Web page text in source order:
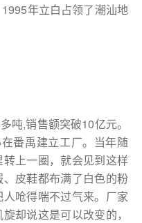
年立白占领了潮汕地
吨,销售额突破10亿元。
番禹建立工厂。当年随
上一圈，就会见到这样
皮鞋都布满了白色的粉
呛得喘不过气来。厂家
却说这是可以改变的，